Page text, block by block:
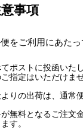
事項
をご利用にあた
ポストに投函いた
指定はいただけませ
りの出荷は、通常
無料となるご注文
す。